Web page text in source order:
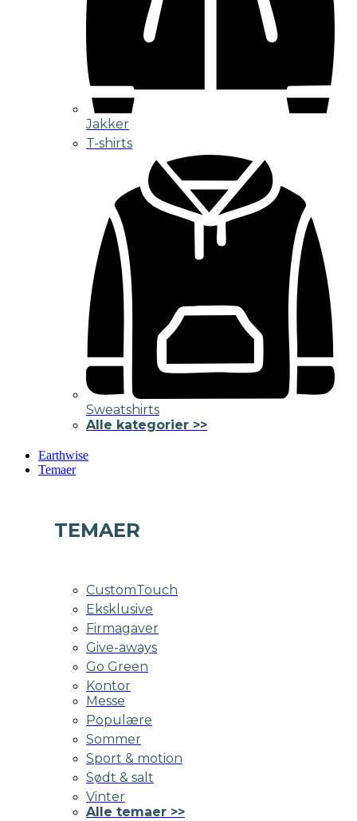
Jakker
T-shirts
Sweatshirts
Alle kategorier >>
Earthwise
Temaer
TEMAER
CustomTouch
Eksklusive
Firmagaver
Give-aways
Go Green
Kontor
Messe
Populære
Sommer
Sport & motion
Sødt & salt
Vinter
Alle temaer >>